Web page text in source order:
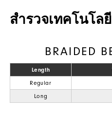
สำรวจเทคโนโลยี
BRAIDED
Length
Regular
Long